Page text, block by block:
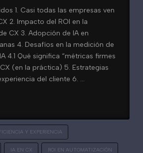
1. Casi todas las empresas ven
2. Impacto del ROI en la
CX 3. Adopción de IA en
4. Desafíos en la medición de
4.1 Qué significa “métricas firmes
(en la práctica) 5. Estrategias
del cliente 6. …
Y EXPERIENCIA
IA EN CX ROI EN AUTOMATIZACIÓN